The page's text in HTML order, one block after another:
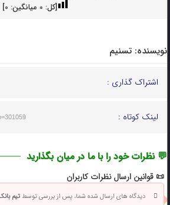
[کل: 0میانگین: 0
]
نویسنده: تسنیم
اشتراک گذاری :
لینک کوتاه :
💬 نظرات خود را با ما در میان بگذارید
📜 قوانین ارسال نظرات کاربران
دیدگاه های ارسال شده شما، پس از بررسی توسطتیم